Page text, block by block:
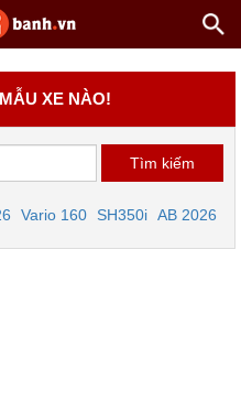
XE NÀO!
Vario 160 SH350i AB 2026